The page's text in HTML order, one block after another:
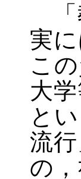
「
実
こ
大
と
流
の